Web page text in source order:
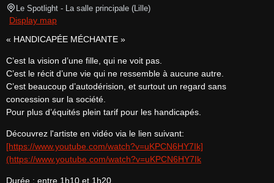
Le Spotlight - La salle principale (Lille)
Display map
« HANDICAPÉE MÉCHANTE »
C’est la vision d’une fille, qui ne voit pas.
C’est le récit d’une vie qui ne ressemble à aucune autre.
C’est beaucoup d’autodérision, et surtout un regard sans
concession sur la société.
Pour plus d’équités plein tarif pour les handicapés.
[https://www.youtube.com/watch?v=uKPCN6HY7Ik]
(https://www.youtube.com/watch?v=uKPCN6HY7Ik
Durée : entre 1h10 et 1h20